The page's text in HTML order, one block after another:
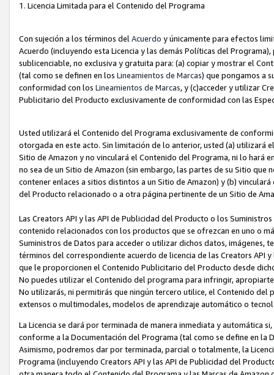
1. Licencia Limitada para el Contenido del Programa
Con sujeción a los términos del Acuerdo y únicamente para efectos
Acuerdo (incluyendo esta Licencia y las demás Políticas del
sublicenciable, no exclusiva y gratuita para: (a) copiar y mostrar el
(tal como se definen en los Lineamientos de Marcas) que pongamos a
conformidad con los Lineamientos de Marcas, y (c)acceder y utilizar
Publicitario del Producto exclusivamente de conformidad con las
Usted utilizará el Contenido del Programa exclusivamente de
otorgada en este acto. Sin limitación de lo anterior, usted (a) utilizará
Sitio de Amazon y no vinculará el Contenido del Programa, ni lo hará
no sea de un Sitio de Amazon (sin embargo, las partes de su Sitio
contener enlaces a sitios distintos a un Sitio de Amazon) y (b)
del Producto relacionado o a otra página pertinente de un Sitio de
Las Creators API y las API de Publicidad del Producto o los
contenido relacionados con los productos que se ofrezcan en uno o
Suministros de Datos para acceder o utilizar dichos datos,
términos del correspondiente acuerdo de licencia de las Creators API
que le proporcionen el Contenido Publicitario del Producto desde
No puedes utilizar el Contenido del programa para infringir,
No utilizarás, ni permitirás que ningún tercero utilice, el Contenido
extensos o multimodales, modelos de aprendizaje automático o
La Licencia se dará por terminada de manera inmediata y automática
conforme a la Documentación del Programa (tal como se define en la
Asimismo, podremos dar por terminada, parcial o totalmente, la
Programa (incluyendo Creators API y las API de Publicidad del